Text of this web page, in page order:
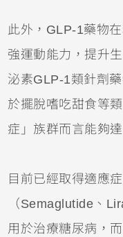
此外，GLP-1藥物
強運動能力，提升
泌素GLP-1類針劑
於擺脫嗜吃甜食等
症」族群而言能夠
目前已經取得適應
（Semaglutide、
用於治療糖尿病，